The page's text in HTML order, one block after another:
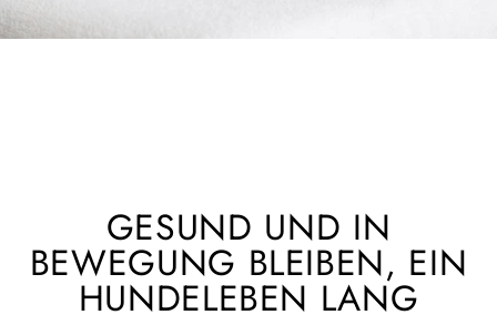
GESUND UND IN
BEWEGUNG BLEIBEN, EIN
HUNDELEBEN LANG